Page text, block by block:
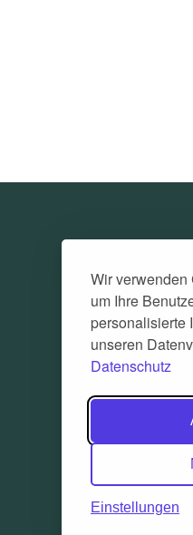
Wir verwenden
um Ihre
personalisierte
unseren
Datenschutz
Einstellungen